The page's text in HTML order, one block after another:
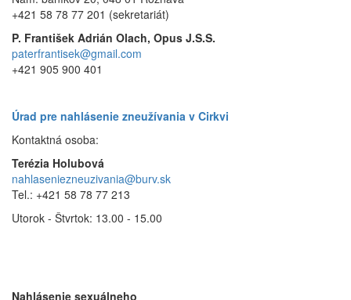
+421 58 78 77 201 (sekretariát)
P. František Adrián Olach, Opus J.S.S.
paterfrantisek@gmail.com
+421 905 900 401
Úrad pre nahlásenie zneužívania v Cirkvi
Kontaktná osoba:
Terézia Holubová
nahlaseniezneuzivania@burv.sk
Tel.: +421 58 78 77 213
Utorok - Štvrtok: 13.00 - 15.00
Nahlásenie sexuálneho